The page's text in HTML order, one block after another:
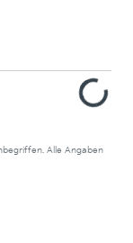
Alle Angaben